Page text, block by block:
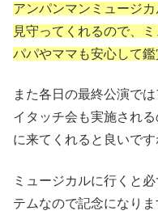
アンパンマンミュージ
見守ってくれるので、
パパやママも安心して鑑
また各日の最終公演で
イタッチ会も実施され
に来てくれると良いです
ミュージカルに行くと
テムなので記念になりま